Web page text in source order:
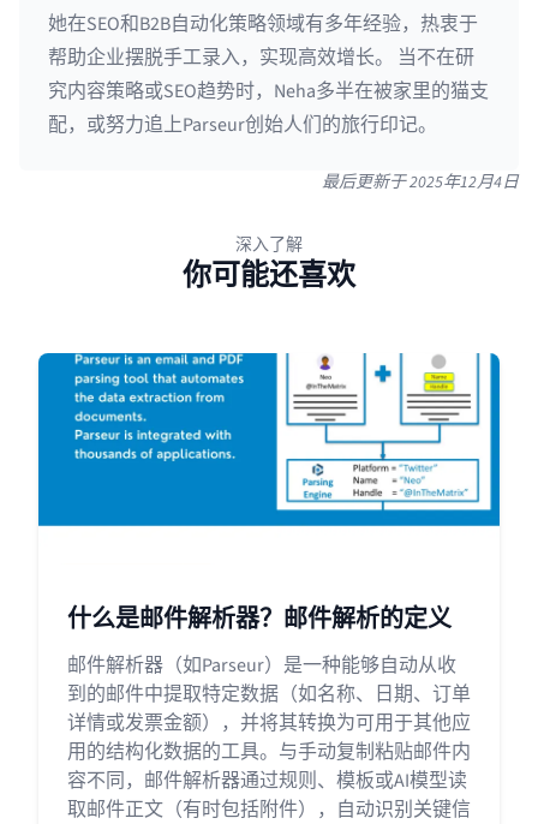
她在SEO和B2B自动化策略领域有多年经验，热衷于
帮助企业摆脱手工录入，实现高效增长。 当不在研
究内容策略或SEO趋势时，Neha多半在被家里的猫支
配，或努力追上Parseur创始人们的旅行印记。
最后更新于2025年12月4日
深入了解
你可能还喜欢
什么是邮件解析器？邮件解析的定义
邮件解析器（如Parseur）是一种能够自动从收
到的邮件中提取特定数据（如名称、日期、订单
详情或发票金额），并将其转换为可用于其他应
用的结构化数据的工具。与手动复制粘贴邮件内
容不同，邮件解析器通过规则、模板或AI模型读
取邮件正文（有时包括附件），自动识别关键信